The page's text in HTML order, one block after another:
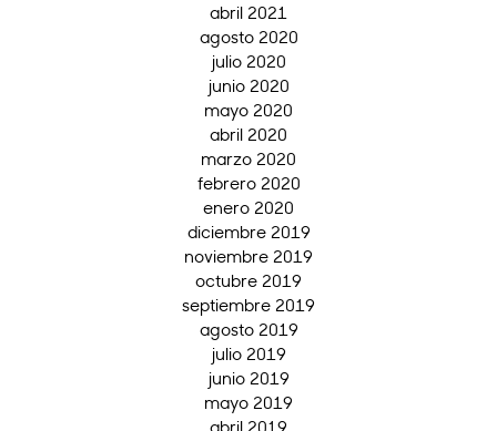
abril 2021
agosto 2020
julio 2020
junio 2020
mayo 2020
abril 2020
marzo 2020
febrero 2020
enero 2020
diciembre 2019
noviembre 2019
octubre 2019
septiembre 2019
agosto 2019
julio 2019
junio 2019
mayo 2019